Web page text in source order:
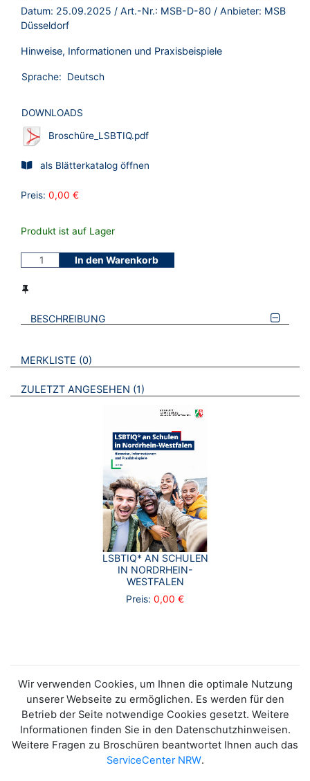
Datum: 25.09.2025 / Art.-Nr.: MSB-D-80 / Anbieter: MSB
Düsseldorf
Hinweise, Informationen und Praxisbeispiele
Sprache: Deutsch
DOWNLOADS
Broschüre_LSBTIQ.pdf
als Blätterkatalog öffnen
Preis: 0,00 €
Produkt ist auf Lager
In den Warenkorb
BESCHREIBUNG
VERWEISE AUF VERMERKTE- ODER ZULETZT ANGESEHENE
MERKLISTE 0 BROSCHÜREN
ZULETZT ANGESEHEN 1 BROSCHÜREN
LSBTIQ* AN SCHULEN
IN NORDRHEIN-
WESTFALEN
Preis: 0,00 €
Wir verwenden Cookies, um Ihnen die optimale Nutzung
unserer Webseite zu ermöglichen. Es werden für den
Betrieb der Seite notwendige Cookies gesetzt. Weitere
Informationen finden Sie in den Datenschutzhinweisen.
Weitere Fragen zu Broschüren beantwortet Ihnen auch das
ServiceCenter NRW.